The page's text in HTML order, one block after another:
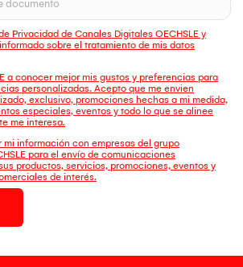
Privacidad de Canales Digitales OECHSLE y
sobre el tratamiento de mis datos
a conocer mejor mis gustos y preferencias para
personalizadas. Acepto que me envien
exclusivo, promociones hechas a mi medida,
especiales, eventos y todo lo que se alinee
me interesa.
información con empresas del grupo
para el envío de comunicaciones
productos, servicios, promociones, eventos y
de interés.